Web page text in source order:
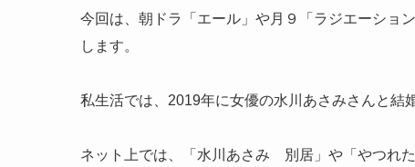
今回は、朝ドラ「エール」や月９「ラジエーショ
します。
私生活では、2019年に女優の水川あさみさんと結
ネット上では、「水川あさみ 別居」や「やつれ